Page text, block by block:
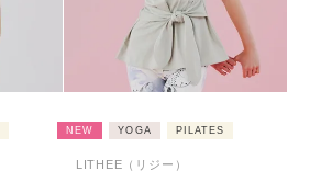
NEW YOGA PILATES
LITHEE（リジー）